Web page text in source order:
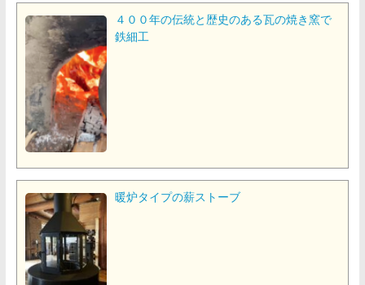
４００年の伝統と歴史のある瓦の焼き窯で
鉄細工
暖炉タイプの薪ストーブ